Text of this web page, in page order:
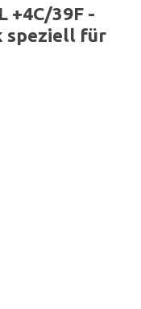
+4C/39F -
speziell für